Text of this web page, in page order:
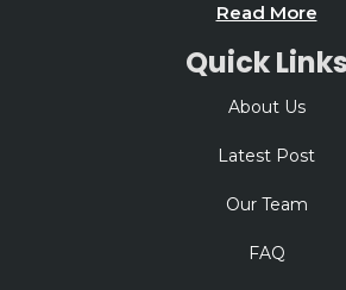
Read More
Quick Links
About Us
Latest Post
Our Team
FAQ